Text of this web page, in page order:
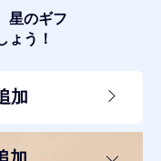
星のギフ
ょう！
加